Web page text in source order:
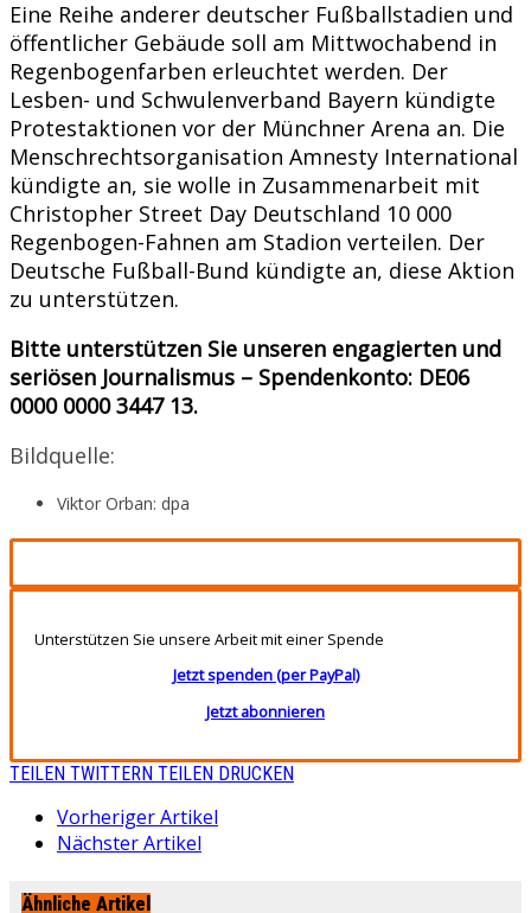
Eine Reihe anderer deutscher Fußballstadien und
öffentlicher Gebäude soll am Mittwochabend in
Regenbogenfarben erleuchtet werden. Der
Lesben- und Schwulenverband Bayern kündigte
Protestaktionen vor der Münchner Arena an. Die
Menschrechtsorganisation Amnesty International
kündigte an, sie wolle in Zusammenarbeit mit
Christopher Street Day Deutschland 10 000
Regenbogen-Fahnen am Stadion verteilen. Der
Deutsche Fußball-Bund kündigte an, diese Aktion
zu unterstützen.
Bitte unterstützen Sie unseren engagierten und
seriösen Journalismus – Spendenkonto: DE06
0000 0000 3447 13.
Bildquelle:
Viktor Orban: dpa
Unterstützen Sie unsere Arbeit mit einer Spende
Jetzt spenden (per PayPal)
Jetzt abonnieren
TEILEN TWITTERN TEILEN DRUCKEN
Vorheriger Artikel
Nächster Artikel
Ähnliche Artikel